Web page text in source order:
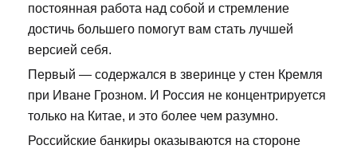
постоянная работа над собой и стремление
достичь большего помогут вам стать лучшей
версией себя.
Первый — содержался в зверинце у стен Кремля
при Иване Грозном. И Россия не концентрируется
только на Китае, и это более чем разумно.
Российские банкиры оказываются на стороне